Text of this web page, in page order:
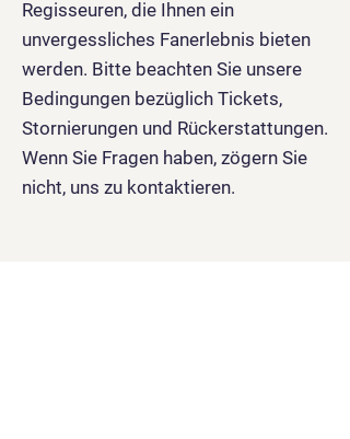
Regisseuren, die Ihnen ein
unvergessliches Fanerlebnis bieten
werden. Bitte beachten Sie unsere
Bedingungen bezüglich Tickets,
Stornierungen und Rückerstattungen.
Wenn Sie Fragen haben, zögern Sie
nicht, uns zu kontaktieren.